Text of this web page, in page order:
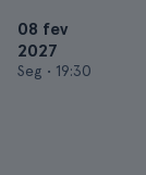
08 fev
2027
Seg • 19:30